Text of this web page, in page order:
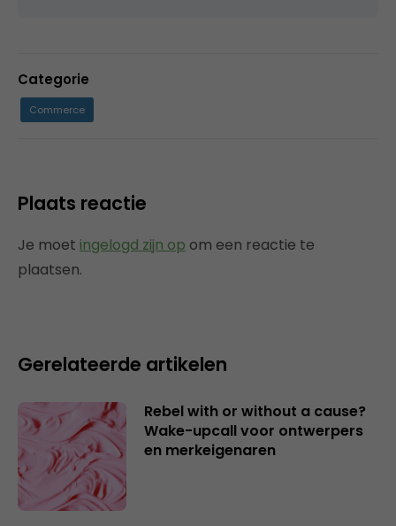
Categorie
Commerce
Plaats reactie
Je moet ingelogd zijn op om een reactie te
plaatsen.
Gerelateerde artikelen
Rebel with or without a cause?
Wake-upcall voor ontwerpers
en merkeigenaren